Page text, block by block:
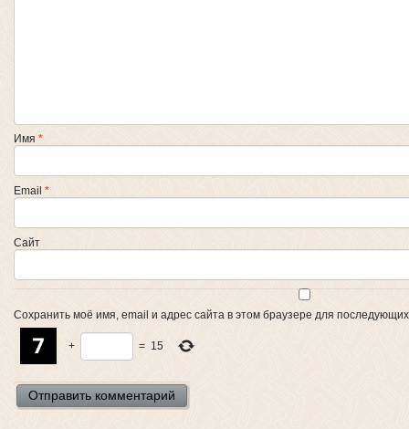
Имя *
Email *
Сайт
Сохранить моё имя, email и адрес сайта в этом браузере для
+ = 15